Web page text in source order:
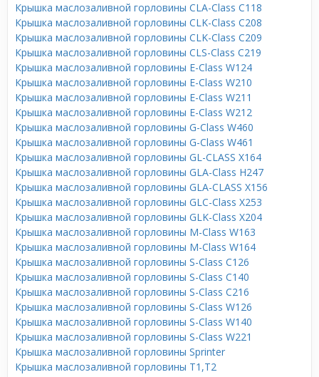
Крышка маслозаливной горловины CLA-Class C118
Крышка маслозаливной горловины CLK-Class C208
Крышка маслозаливной горловины CLK-Class C209
Крышка маслозаливной горловины CLS-Class C219
Крышка маслозаливной горловины E-Class W124
Крышка маслозаливной горловины E-Class W210
Крышка маслозаливной горловины E-Class W211
Крышка маслозаливной горловины E-Class W212
Крышка маслозаливной горловины G-Class W460
Крышка маслозаливной горловины G-Class W461
Крышка маслозаливной горловины GL-CLASS X164
Крышка маслозаливной горловины GLA-Class H247
Крышка маслозаливной горловины GLA-CLASS X156
Крышка маслозаливной горловины GLC-Class X253
Крышка маслозаливной горловины GLK-Class X204
Крышка маслозаливной горловины M-Class W163
Крышка маслозаливной горловины M-Class W164
Крышка маслозаливной горловины S-Class C126
Крышка маслозаливной горловины S-Class C140
Крышка маслозаливной горловины S-Class C216
Крышка маслозаливной горловины S-Class W126
Крышка маслозаливной горловины S-Class W140
Крышка маслозаливной горловины S-Class W221
Крышка маслозаливной горловины Sprinter
Крышка маслозаливной горловины T1,T2